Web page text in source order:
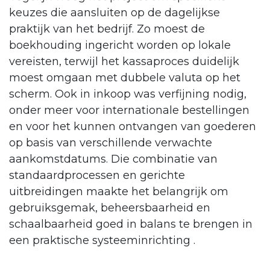
keuzes die aansluiten op de dagelijkse
praktijk van het bedrijf. Zo moest de
boekhouding ingericht worden op lokale
vereisten, terwijl het kassaproces duidelijk
moest omgaan met dubbele valuta op het
scherm. Ook in inkoop was verfijning nodig,
onder meer voor internationale bestellingen
en voor het kunnen ontvangen van goederen
op basis van verschillende verwachte
aankomstdatums. Die combinatie van
standaardprocessen en gerichte
uitbreidingen maakte het belangrijk om
gebruiksgemak, beheersbaarheid en
schaalbaarheid goed in balans te brengen in
een praktische systeeminrichting .